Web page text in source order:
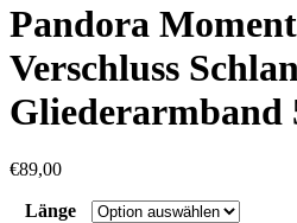
Pandora
Verschluss
Gliederarmband
€89,00
Länge